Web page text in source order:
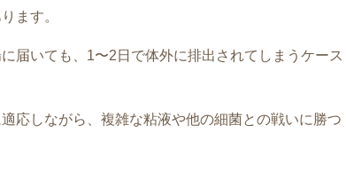
ます。
届いても、1〜2日で体外に排出されてしまうケース
応しながら、複雑な粘液や他の細菌との戦いに勝つ